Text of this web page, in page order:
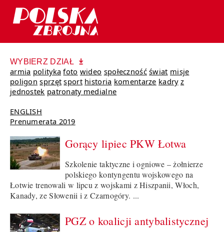
WYBIERZ DZIAŁ
armia polityka foto wideo społeczność świat misje
poligon sprzęt sport historia komentarze kadry z
jednostek patronaty medialne
ENGLISH
Prenumerata 2019
Gorący lipiec PKW Łotwa
Szkolenie taktyczne i ogniowe – żołnierze
polskiego kontyngentu wojskowego na
Łotwie trenowali w lipcu z wojskami z Hiszpanii, Włoch,
Kanady, ze Słowenii i z Czarnogóry. ...
PGZ o koalicji antybalistycznej